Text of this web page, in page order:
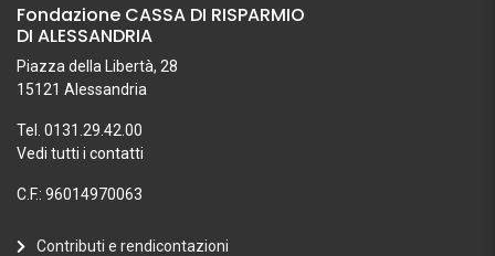
Fondazione CASSA DI RISPARMIO
DI ALESSANDRIA
Piazza della Libertà, 28
15121 Alessandria
Tel. 0131.29.42.00
Vedi tutti i contatti
C.F.: 96014970063
Contributi e rendicontazioni